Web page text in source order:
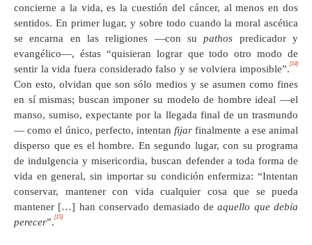
concierne a la vida, es la cuestión del cáncer, al menos en dos
sentidos. En primer lugar, y sobre todo cuando la moral ascética
se encarna en las religiones —con supathos predicador y
evangélico—, éstas “quisieran lograr que todo otro modo de
sentir la vida fuera considerado falso y se volviera imposible”.
[14]
Con esto, olvidan que son sólo medios y se asumen como fines
en sí mismas; buscan imponer su modelo de hombre ideal —el
manso, sumiso, expectante por la llegada final de un trasmundo
— como el único, perfecto, intentanfijar finalmente a ese animal
disperso que es el hombre. En segundo lugar, con su programa
de indulgencia y misericordia, buscan defender a toda forma de
vida en general, sin importar su condición enfermiza: “Intentan
conservar, mantener con vida cualquier cosa que se pueda
mantener […] han conservado demasiado deaquello que debía
perecer”.
[15]